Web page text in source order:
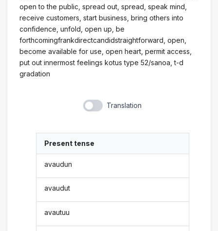
open to the public, spread out, spread, speak mind,
receive customers, start business, bring others into
confidence, unfold, open up, be
forthcomingfrankdirectcandidstraightforward, open,
become available for use, open heart, permit access,
put out innermost feelings kotus type 52/sanoa, t-d
gradation
Translation
Present tense
avaudun
avaudut
avautuu